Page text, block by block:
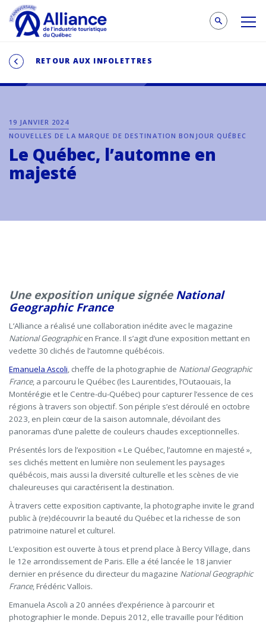
RETOUR AUX INFOLETTRES
19 JANVIER 2024
NOUVELLES DE LA MARQUE DE DESTINATION BONJOUR QUÉBEC
Le Québec, l’automne en
majesté
Une exposition unique signéeNational
Geographic France
L’Alliance a réalisé une collaboration inédite avec le magazine
National Geographicen France. Il s’agit d’une exposition mettant en
vedette 30 clichés de l’automne québécois.
Emanuela Ascoli, cheffe de la photographie de National Geographic
France, a parcouru le Québec (les Laurentides, l’Outaouais, la
Montérégie et le Centre-du-Québec) pour capturer l’essence de ces
régions à travers son objectif. Son périple s’est déroulé en octobre
2023, en plein cœur de la saison automnale, dévoilant des
panoramas d’une palette de couleurs chaudes exceptionnelles.
Présentés lors de l’exposition « Le Québec, l’automne en majesté »,
ses clichés mettent en lumière non seulement les paysages
québécois, mais aussi la diversité culturelle et les scènes de vie
chaleureuses qui caractérisent la destination.
À travers cette exposition captivante, la photographe invite le grand
public à (re)découvrir la beauté du Québec et la richesse de son
patrimoine naturel et culturel.
L’exposition est ouverte à tous et prend place à Bercy Village, dans
le 12e arrondissement de Paris. Elle a été lancée le 18 janvier
dernier en présence du directeur du magazine National Geographic
France, Frédéric Vallois.
Emanuela Ascoli a 20 années d’expérience à parcourir et
photographier le monde. Depuis 2012, elle travaille pour l’édition